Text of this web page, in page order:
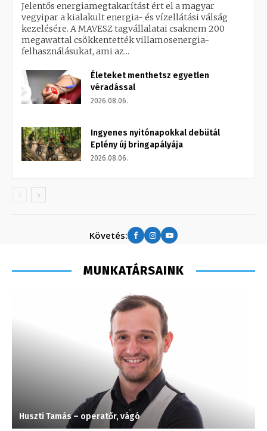
Jelentős energiamegtakarítást ért el a magyar
vegyipar a kialakult energia- és vízellátási válság
kezelésére. A MAVESZ tagvállalatai csaknem 200
megawattal csökkentették villamosenergia-
felhasználásukat, ami az...
Életeket menthetsz egyetlen
véradással
2026.08.06.
Ingyenes nyitónapokkal debütál
Eplény új bringapályája
2026.08.06.
Követés:
MUNKATÁRSAINK
Huszti Tamás – operatőr, vágó